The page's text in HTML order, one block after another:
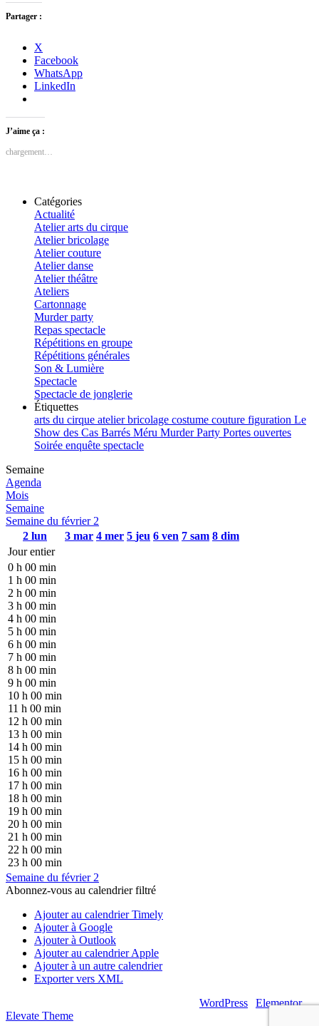
Partager :
X
Facebook
WhatsApp
LinkedIn
J’aime ça :
chargement…
Catégories
Actualité
Atelier arts du cirque
Atelier bricolage
Atelier couture
Atelier danse
Atelier théâtre
Ateliers
Cartonnage
Murder party
Repas spectacle
Répétitions en groupe
Répétitions générales
Son & Lumière
Spectacle
Spectacle de jonglerie
Étiquettes
arts du cirque atelierbricolage costume couture figuration Le
Show des Cas Barrés Méru Murder Party Portes ouvertes
Soirée enquête spectacle
Semaine
Agenda
Mois
Semaine
Semaine du février 2
2 lun 3 mar 4 mer 5 jeu 6 ven 7 sam 8 dim
Jour entier
0 h 00 min
1 h 00 min
2 h 00 min
3 h 00 min
4 h 00 min
5 h 00 min
6 h 00 min
7 h 00 min
8 h 00 min
9 h 00 min
10 h 00 min
11 h 00 min
12 h 00 min
13 h 00 min
14 h 00 min
15 h 00 min
16 h 00 min
17 h 00 min
18 h 00 min
19 h 00 min
20 h 00 min
21 h 00 min
22 h 00 min
23 h 00 min
Semaine du février 2
Abonnez-vous au calendrier filtré
Ajouter au calendrier Timely
Ajouter à Google
Ajouter à Outlook
Ajouter au calendrier Apple
Ajouter à un autre calendrier
Exporter vers XML
WordPress Elementor|
Elevate Theme